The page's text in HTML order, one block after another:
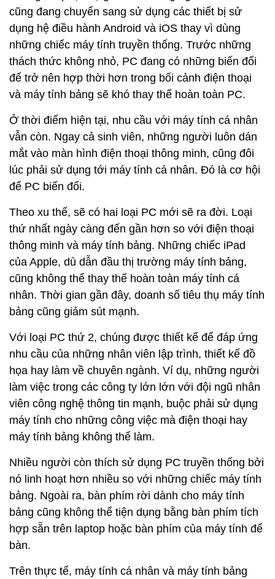
cũng đang chuyển sang sử dụng các thiết bị sử
dụng hệ điều hành Android và iOS thay vì dùng
những chiếc máy tính truyền thống. Trước những
thách thức không nhỏ, PC đang có những biến đổi
để trở nên hợp thời hơn trong bối cảnh điện thoại
và máy tính bảng sẽ khó thay thế hoàn toàn PC.
Ở thời điểm hiện tại, nhu cầu với máy tính cá nhân
vẫn còn. Ngay cả sinh viên, những người luôn dán
mắt vào màn hình điện thoại thông minh, cũng đôi
lúc phải sử dụng tới máy tính cá nhân. Đó là cơ hội
để PC biến đổi.
Theo xu thế, sẽ có hai loại PC mới sẽ ra đời. Loại
thứ nhất ngày càng đến gần hơn so với điện thoại
thông minh và máy tính bảng. Những chiếc iPad
của Apple, dù dẫn đầu thị trường máy tính bảng,
cũng không thể thay thế hoàn toàn máy tính cá
nhân. Thời gian gần đây, doanh số tiêu thụ máy tính
bảng cũng giảm sút mạnh.
Với loại PC thứ 2, chúng được thiết kế để đáp ứng
nhu cầu của những nhân viên lập trình, thiết kế đồ
họa hay làm về chuyên ngành. Ví dụ, những người
làm việc trong các công ty lớn lớn với đội ngũ nhân
viên công nghệ thông tin mạnh, buộc phải sử dụng
máy tính cho những công việc mà điện thoại hay
máy tính bảng không thể làm.
Nhiều người còn thích sử dụng PC truyền thống bởi
nó linh hoạt hơn nhiều so với những chiếc máy tính
bảng. Ngoài ra, bàn phím rời dành cho máy tính
bảng cũng không thể tiện dụng bằng bàn phím tích
hợp sẵn trên laptop hoặc bàn phím của máy tính để
bàn.
Trên thực tế, máy tính cá nhân và máy tính bảng